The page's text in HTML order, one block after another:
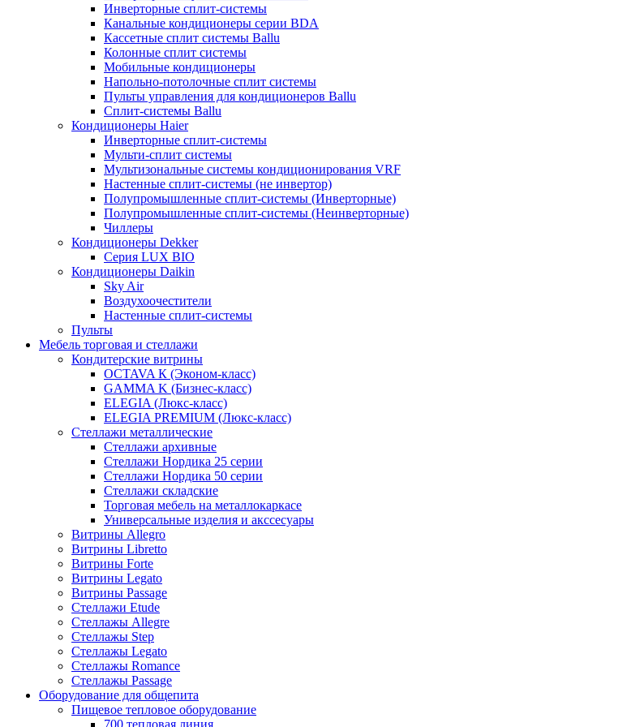
Инверторные сплит-системы
Канальные кондиционеры серии BDA
Кассетные сплит системы Ballu
Колонные сплит системы
Мобильные кондиционеры
Напольно-потолочные сплит системы
Пульты управления для кондиционеров Ballu
Сплит-системы Ballu
Кондиционеры Haier
Инверторные сплит-системы
Мульти-сплит системы
Мультизональные системы кондиционирования VRF
Настенные сплит-системы (не инвертор)
Полупромышленные сплит-системы (Инверторные)
Полупромышленные сплит-системы (Неинверторные)
Чиллеры
Кондиционеры Dekker
Серия LUX BIO
Кондиционеры Daikin
Sky Air
Воздухоочестители
Настенные сплит-системы
Пульты
Мебель торговая и стеллажи
Кондитерские витрины
OCTAVA К (Эконом-класс)
GAMMA K (Бизнес-класс)
ELEGIA (Люкс-класс)
ELEGIA PREMIUM (Люкс-класс)
Стеллажи металлические
Стеллажи архивные
Стеллажи Нордика 25 серии
Стеллажи Нордика 50 серии
Стеллажи складские
Торговая мебель на металлокаркасе
Универсальные изделия и акссесуары
Витрины Allegro
Витрины Libretto
Витрины Forte
Витрины Legato
Витрины Passage
Стеллажи Etude
Стеллажы Allegre
Стеллажы Step
Стеллажы Legato
Стеллажы Romance
Стеллажы Passage
Оборудование для общепита
Пищевое тепловое оборудование
700 тепловая линия